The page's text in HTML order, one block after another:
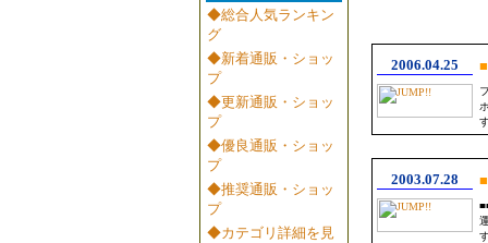
◆総合人気ランキン
グ
◆新着通販・ショッ
プ
◆更新通販・ショッ
プ
◆優良通販・ショッ
プ
◆推奨通販・ショッ
プ
◆カテゴリ詳細を見
2006.04.25 ■
2003.07.28 ■